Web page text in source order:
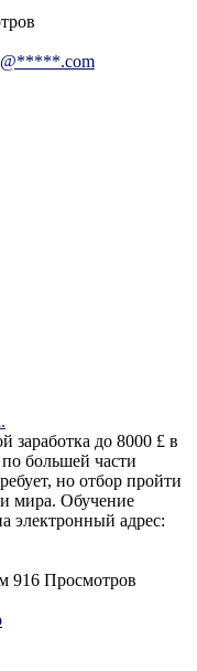
заработка до 8000 £ в
большей части
но отбор пройти
мира. Обучение
электронный адрес:
916 Просмотров